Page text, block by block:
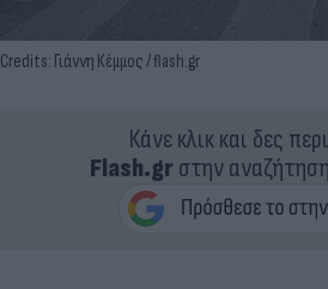
Credits: Γιάννη Κέμμος / flash.gr
Κάνε κλικ και δες
Flash.grστην